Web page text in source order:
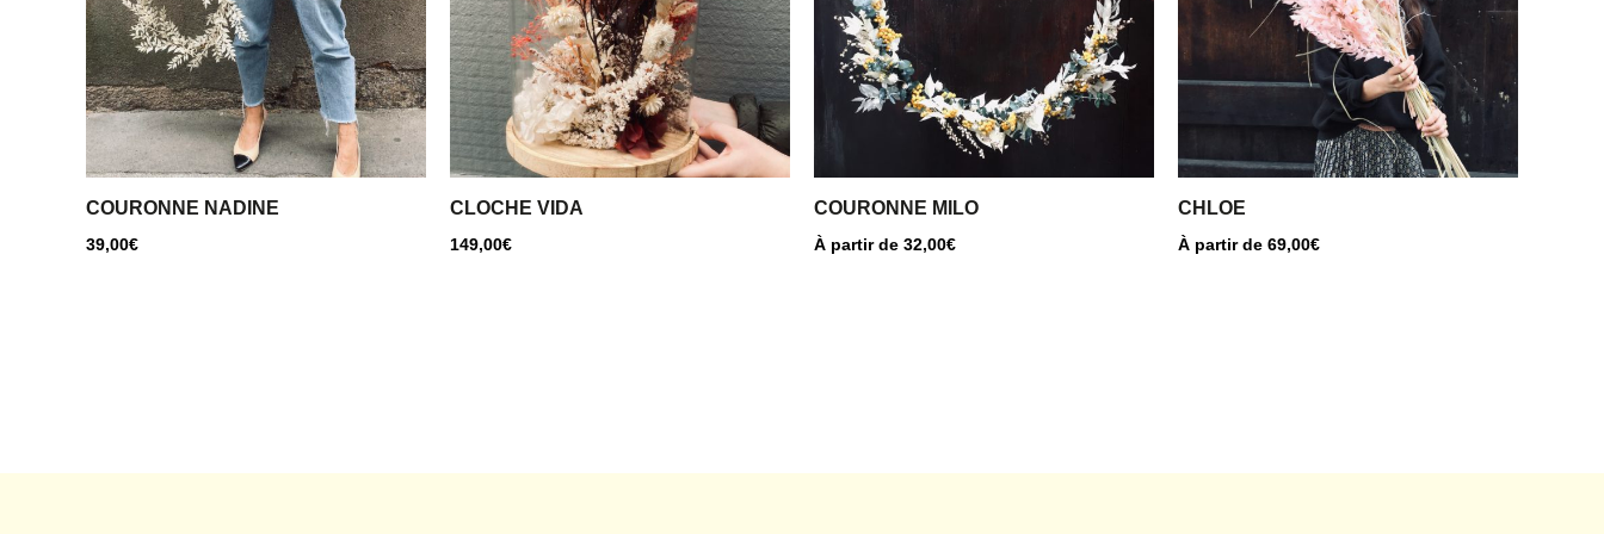
COURONNE NADINE
39,00€
CLOCHE VIDA
149,00€
COURONNE MILO
À partir de 32,00€
options
peuvent
du
CHLOE
À partir de 69,00€
sur
du